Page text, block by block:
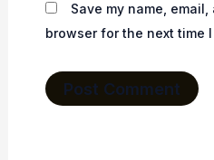
Save my name,
browser for the next time